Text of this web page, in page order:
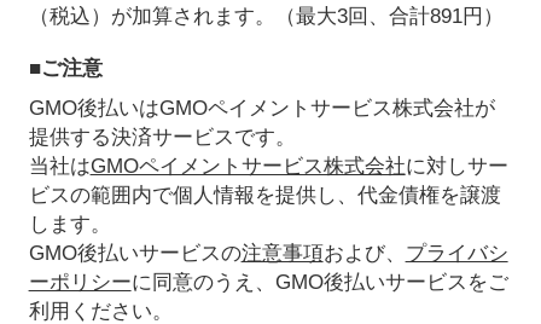
（税込）が加算されます。（最大3回、合計891円）
■ご注意
GMO後払いはGMOペイメントサービス株式会社が
提供する決済サービスです。
当社はGMOペイメントサービス株式会社に対しサー
ビスの範囲内で個人情報を提供し、代金債権を譲渡
します。
GMO後払いサービスの注意事項および、 プライバシ
ーポリシーに同意のうえ、GMO後払いサービスをご
利用ください。